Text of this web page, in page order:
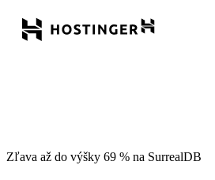
Zľava až do výšky 69 % na SurrealDB